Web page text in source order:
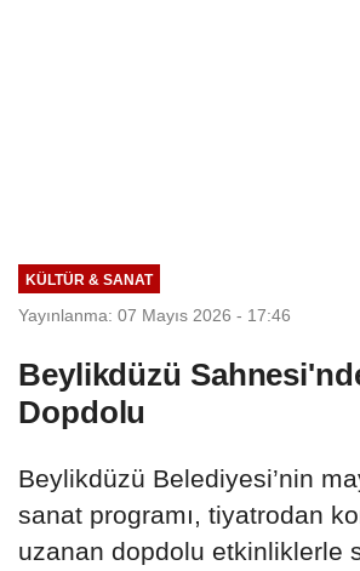
KÜLTÜR & SANAT
Yayınlanma: 07 Mayıs 2026 - 17:46
Beylikdüzü
Dopdolu
Beylikdüzü Belediyesi’nin
sanat programı, tiyatrodan
uzanan dopdolu etkinliklerle